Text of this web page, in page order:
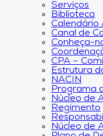
Serviços
Biblioteca
Calendário
Canal de
Conheça-
CPA –
Estrutura
NACIN
Programa
Núcleo de
Regimento
Núcleo de